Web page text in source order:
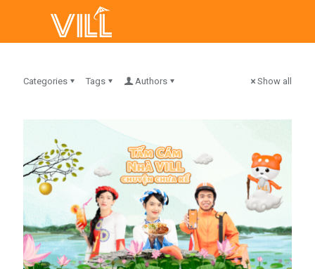
Categories Tags Authors Show all